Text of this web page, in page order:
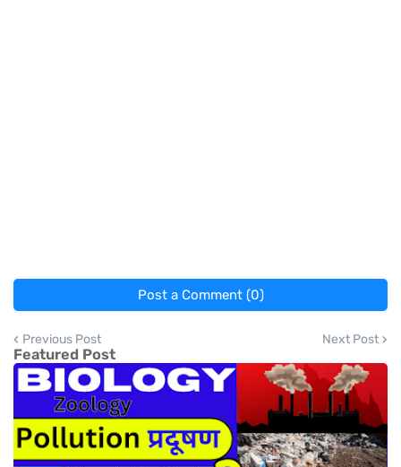
Post a Comment (0)
Previous Post Next Post
Featured Post